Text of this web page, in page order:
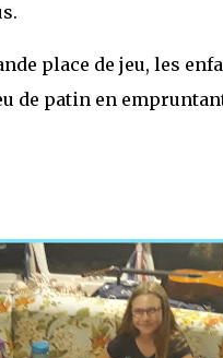
place de jeu, les
de patin en empruntant